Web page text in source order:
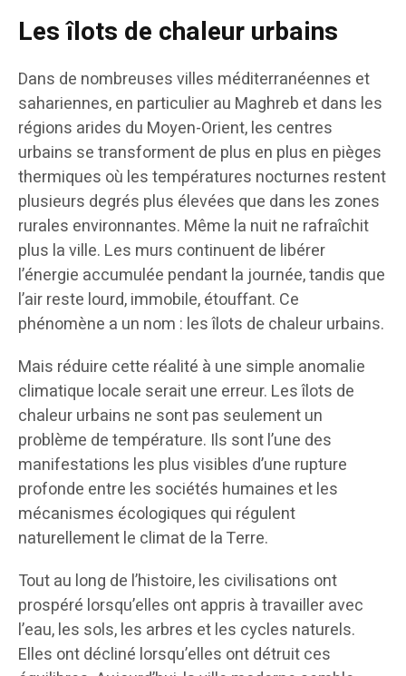
Les îlots de chaleur urbains
Dans de nombreuses villes méditerranéennes et
sahariennes, en particulier au Maghreb et dans les
régions arides du Moyen-Orient, les centres
urbains se transforment de plus en plus en pièges
thermiques où les températures nocturnes restent
plusieurs degrés plus élevées que dans les zones
rurales environnantes. Même la nuit ne rafraîchit
plus la ville. Les murs continuent de libérer
l’énergie accumulée pendant la journée, tandis que
l’air reste lourd, immobile, étouffant. Ce
phénomène a un nom : les îlots de chaleur urbains.
Mais réduire cette réalité à une simple anomalie
climatique locale serait une erreur. Les îlots de
chaleur urbains ne sont pas seulement un
problème de température. Ils sont l’une des
manifestations les plus visibles d’une rupture
profonde entre les sociétés humaines et les
mécanismes écologiques qui régulent
naturellement le climat de la Terre.
Tout au long de l’histoire, les civilisations ont
prospéré lorsqu’elles ont appris à travailler avec
l’eau, les sols, les arbres et les cycles naturels.
Elles ont décliné lorsqu’elles ont détruit ces